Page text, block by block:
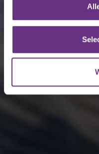
en om ons
partners voor social
partners kunnen deze
verzameld op basis van
U kunt uw toestemming